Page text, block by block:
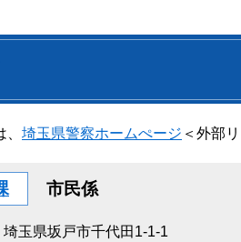
埼玉県警察ホームぺージ ＜外部
市民係
埼玉県坂戸市千代田1-1-1